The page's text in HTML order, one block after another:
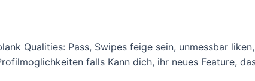
Qualities: Pass, Swipes feige sein, unmessbar
falls Kann dich, ihr neues Feature,